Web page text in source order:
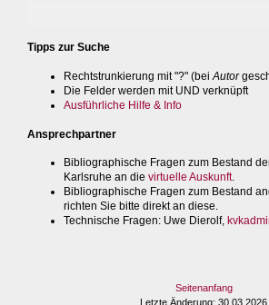
Tipps zur Suche
Rechtstrunkierung mit "?" (bei Autor
Die Felder werden mit UND verknüpft
Ausführliche Hilfe & Info
Ansprechpartner
Bibliographische Fragen zum Bestand
Karlsruhe an die virtuelle Auskunft.
Bibliographische Fragen zum Bestand
richten Sie bitte direkt an diese.
Technische Fragen: Uwe Dierolf,
Seitenanfang
Letzte Änderung: 30.03.2026